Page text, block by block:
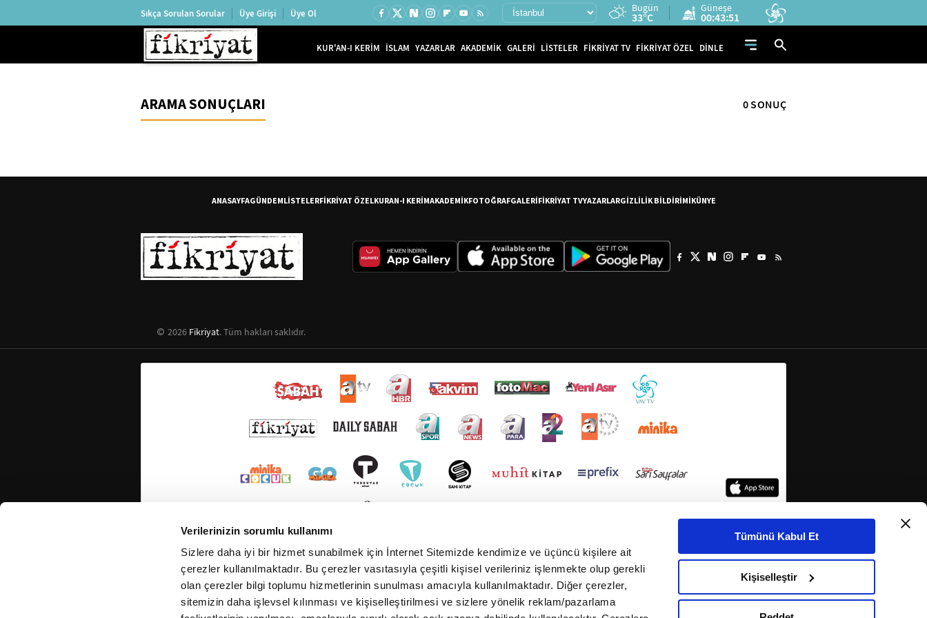
Verilerinizin sorumlu kullanımı
Sizlere daha iyi bir hizmet sunabilmek için İnternet Sitemizde kendimize ve üçüncü kişilere ait
çerezler kullanılmaktadır. Bu çerezler vasıtasıyla çeşitli kişisel verileriniz işlenmekte olup gerekli
olan çerezler bilgi toplumu hizmetlerinin sunulması amacıyla kullanılmaktadır. Diğer çerezler,
sitemizin daha işlevsel kılınması ve kişiselleştirilmesi ve sizlere yönelik reklam/pazarlama
Tümünü Kabul Et
Kişiselleştir
Sıkça Sorulan Sorular Üye Girişi Üye Ol Bugün
33°C
Güneşe
00:43:51
KUR'AN-I KERİM İSLAM YAZARLAR AKADEMİK GALERİ LİSTELER FİKRİYAT TV FİKRİYAT ÖZEL DİNLE
ARAMA SONUÇLARI 0 SONUÇ
ANASAYFAGÜNDEMLİSTELERFİKRİYAT ÖZELKURAN-I KERİMAKADEMİKFOTOĞRAFGALERİFİKRİYAT TVYAZARLARGİZLİLİK BİLDİRİMİKÜNYE
2026 Fikriyat. Tüm hakları saklıdır.